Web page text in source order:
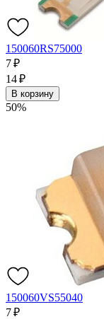
150060RS75000
7 ₽
14 ₽
В корзину
50%
150060VS55040
7 ₽